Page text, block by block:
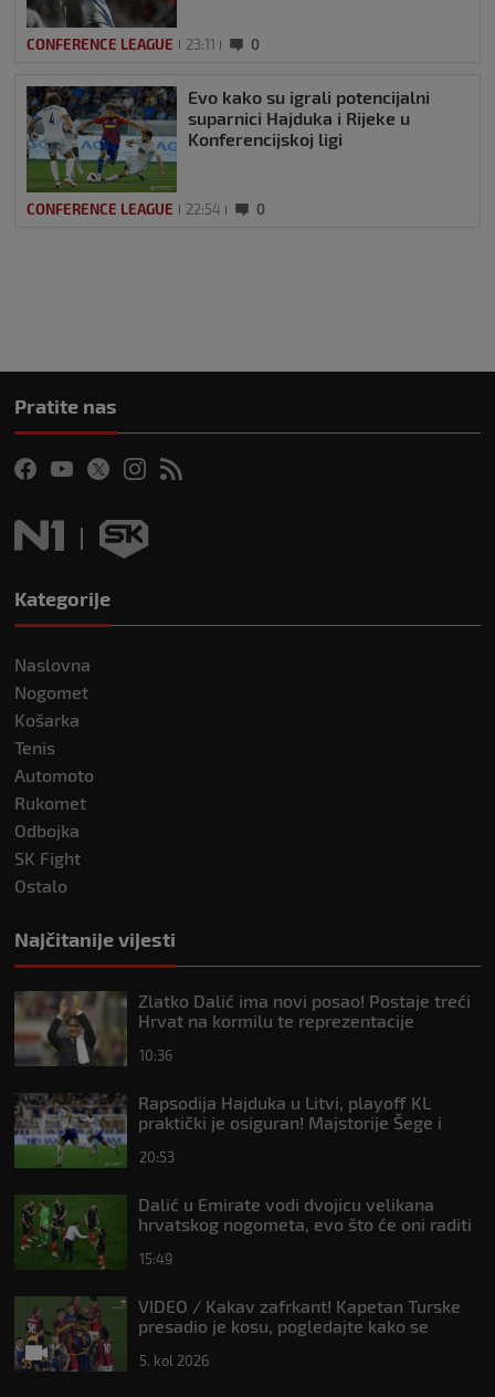
CONFERENCE LEAGUE 23:11 0
Evo kako su igrali potencijalni
suparnici Hajduka i Rijeke u
Konferencijskoj ligi
CONFERENCE LEAGUE 22:54 0
Pratite nas
Kategorije
Naslovna
Nogomet
Košarka
Tenis
Automoto
Rukomet
Odbojka
SK Fight
Ostalo
Najčitanije vijesti
Zlatko Dalić ima novi posao! Postaje treći
Hrvat na kormilu te reprezentacije
10:36
Rapsodija Hajduka u Litvi, playoff KL
praktički je osiguran! Majstorije Šege i
20:53
Dalić u Emirate vodi dvojicu velikana
hrvatskog nogometa, evo što će oni raditi
15:49
VIDEO / Kakav zafrkant! Kapetan Turske
presadio je kosu, pogledajte kako se
5. kol 2026